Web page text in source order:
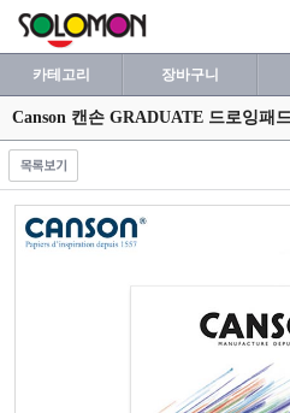
카테고리 장바구니
Canson 캔손 GRADUATE 드로잉패